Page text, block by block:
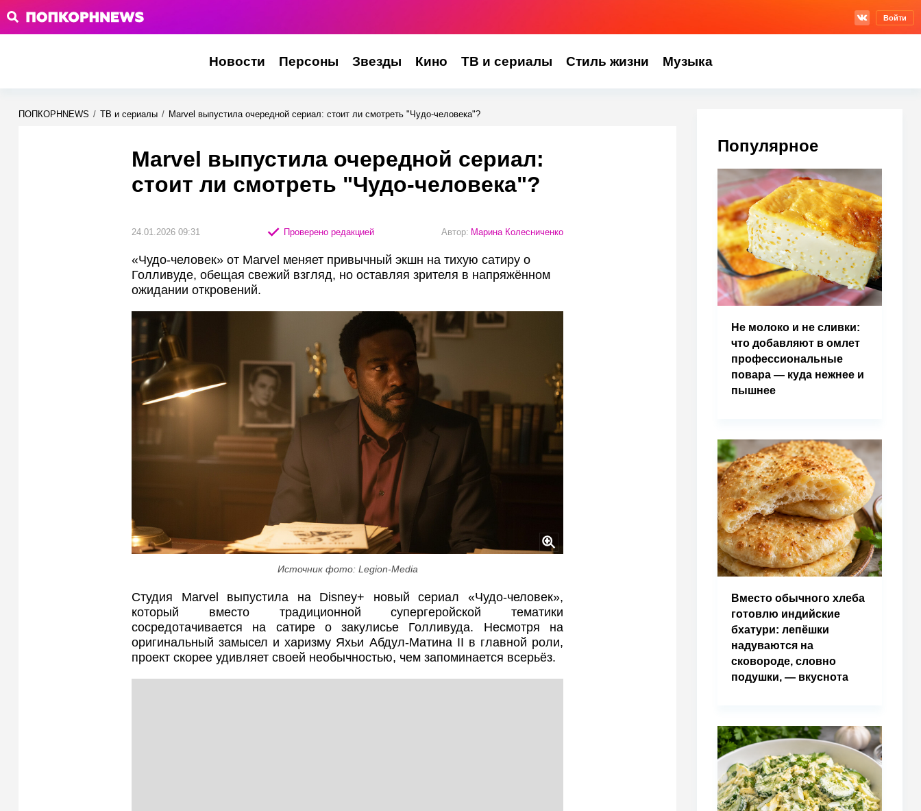
Войти
Новости Персоны Звезды Кино ТВ и сериалы Стиль жизни Музыка
ПОПКОРНNEWS / ТВ и сериалы / Marvel выпустила очередной сериал: стоит ли смотреть "Чудо-человека"?
Marvel выпустила очередной сериал:
стоит ли смотреть "Чудо-человека"?
24.01.2026 09:31 Проверено редакцией Автор: Марина Колесниченко
«Чудо-человек» от Marvel меняет привычный экшн на тихую сатиру о
Голливуде, обещая свежий взгляд, но оставляя зрителя в напряжённом
ожидании откровений.
Источник фото: Legion-Media
Студия Marvel выпустила на Disney+ новый сериал «Чудо-человек»,
который вместо традиционной супергеройской тематики
сосредотачивается на сатире о закулисье Голливуда. Несмотря на
оригинальный замысел и харизму Яхьи Абдул-Матина II в главной роли,
проект скорее удивляет своей необычностью, чем запоминается всерьёз.
Популярное
Не молоко и не сливки:
что добавляют в омлет
профессиональные
повара — куда нежнее и
пышнее
Вместо обычного хлеба
готовлю индийские
бхатури: лепёшки
надуваются на
сковороде, словно
подушки, — вкуснота